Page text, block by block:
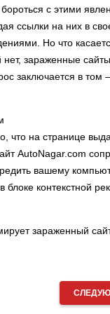
с этими
ссылки на них в
Но что
нет, зараженные
заключается в том
что на странице
AutoNagar.com
вашему
блоке контекстной
зараженный